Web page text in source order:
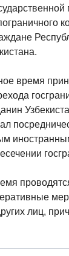
время
лиц,